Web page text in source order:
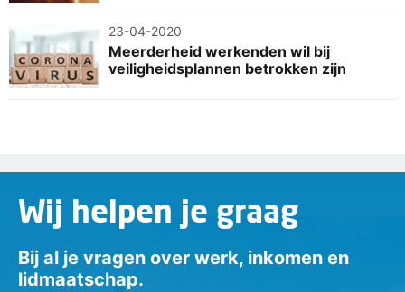
23-04-2020
Meerderheid werkenden wil bij
veiligheidsplannen betrokken zijn
Wij helpen je graag
Bij al je vragen over werk, inkomen en
lidmaatschap.